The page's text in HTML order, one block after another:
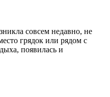
совсем недавно, не
грядок или рядом с
появилась и